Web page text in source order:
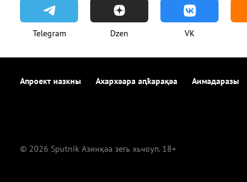
Telegram Dzen VK
Апроект иазкны Ахархәара аԥҟарақәа Аимадаразы
© 2026 Sputnik Азинқәа зегь хьчоуп. 18+